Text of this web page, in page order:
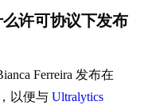
许可协议下发布
Ferreira 发布在
以便与 Ultralytics